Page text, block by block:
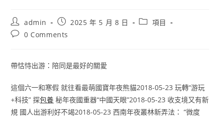
Post
author:
admin
Post
published:
2025 年 5 月 8 日
Post項目
Post0 Comments
帶怙恃出游：陪同是最好的關愛
這個六一和寒假 就往看最萌國寶年夜熊貓2018-05-23 玩轉“游玩
+科技” 探包養 秘年夜國重器“中國天眼”2018-05-23 收支境又有新
規 國人出游利好不竭2018-05-23 西南年夜叢林新弄法： “微度